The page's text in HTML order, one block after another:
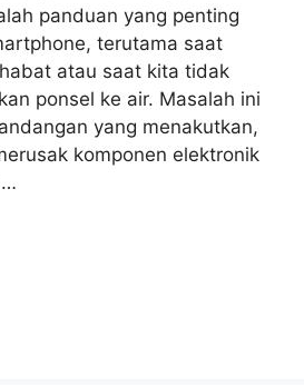
panduan yang penting
terutama saat
atau saat kita tidak
ponsel ke air. Masalah ini
yang menakutkan,
komponen elektronik
…